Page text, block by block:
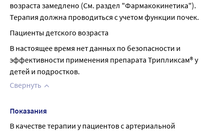
возраста замедлено (См. раздел "Фармакокинетика").
Терапия должна проводиться с учетом функции почек.
Пациенты детского возраста
В настоящее время нет данных по безопасности и
эффективности применения препарата Трипликсам® у
детей и подростков.
Свернуть
Показания
В качестве терапии у пациентов с артериальной